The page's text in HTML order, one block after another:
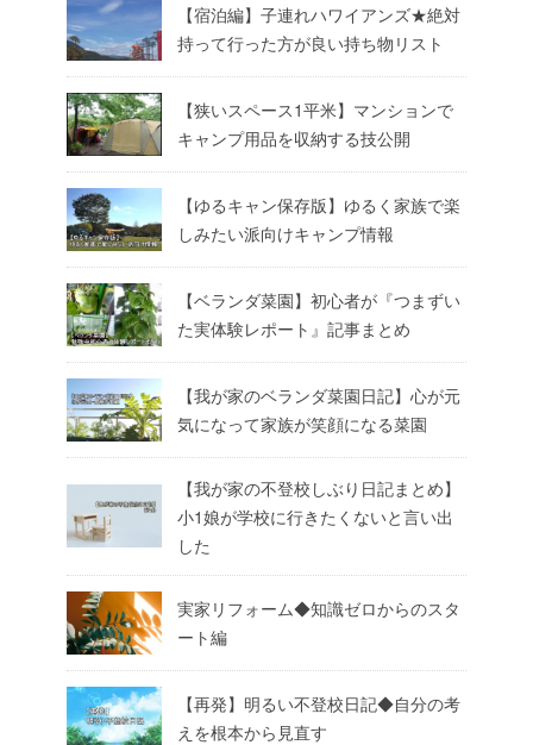
【宿泊編】子連れハワイアンズ★絶対
持って行った方が良い持ち物リスト
【狭いスペース1平米】マンションで
キャンプ用品を収納する技公開
【ゆるキャン保存版】ゆるく家族で楽
しみたい派向けキャンプ情報
【ベランダ菜園】初心者が『つまずい
た実体験レポート』記事まとめ
【我が家のベランダ菜園日記】心が元
気になって家族が笑顔になる菜園
【我が家の不登校しぶり日記まとめ】
小1娘が学校に行きたくないと言い出
した
実家リフォーム◆知識ゼロからのスタ
ート編
【再発】明るい不登校日記◆自分の考
えを根本から見直す